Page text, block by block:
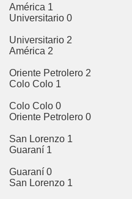
América 1
Universitario 0
Universitario 2
América 2
Oriente Petrolero 2
Colo Colo 1
Colo Colo 0
Oriente Petrolero 0
San Lorenzo 1
Guaraní 1
Guaraní 0
San Lorenzo 1